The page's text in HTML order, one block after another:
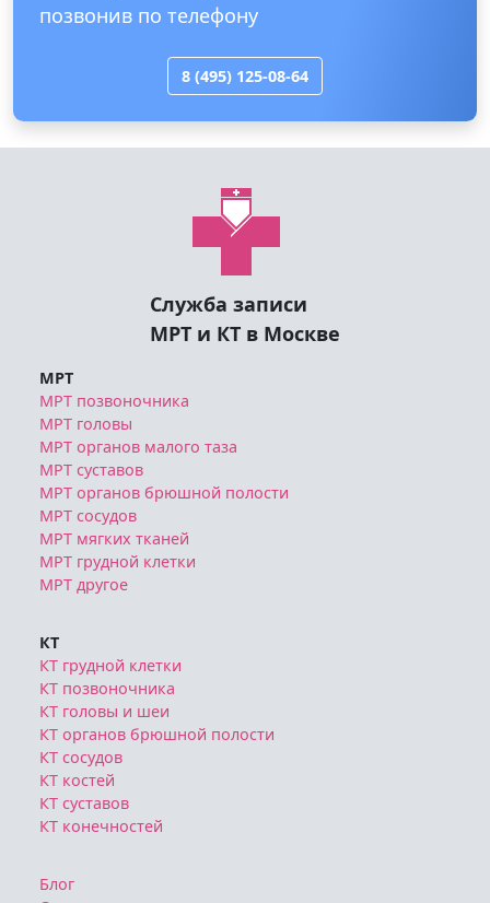
позвонив по телефону
8 (495) 125-08-64
Служба записи
МРТ и КТ в Москве
МРТ
МРТ позвоночника
МРТ головы
МРТ органов малого таза
МРТ суставов
МРТ органов брюшной полости
МРТ сосудов
МРТ мягких тканей
МРТ грудной клетки
МРТ другое
КТ
КТ грудной клетки
КТ позвоночника
КТ головы и шеи
КТ органов брюшной полости
КТ сосудов
КТ костей
КТ суставов
КТ конечностей
Блог